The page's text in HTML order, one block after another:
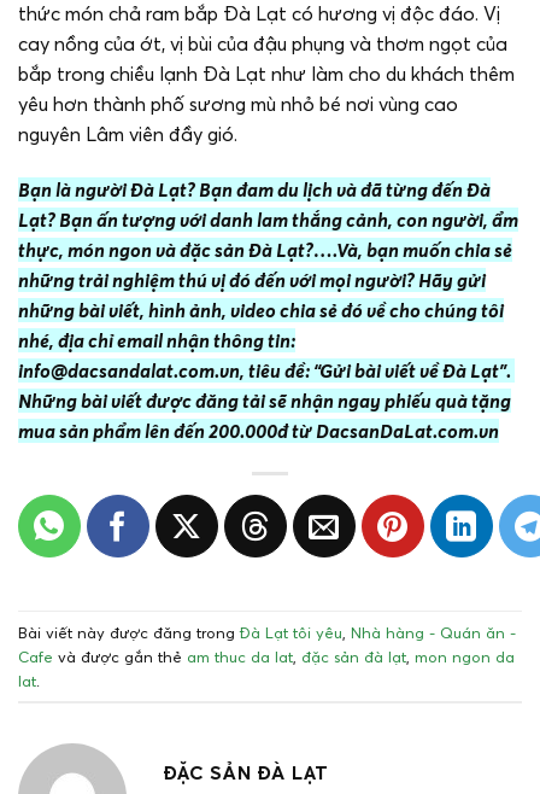
thức món chả ram bắp Đà Lạt có hương vị độc đáo. Vị
cay nồng của ớt, vị bùi của đậu phụng và thơm ngọt của
bắp trong chiều lạnh Đà Lạt như làm cho du khách thêm
yêu hơn thành phố sương mù nhỏ bé nơi vùng cao
nguyên Lâm viên đầy gió.
Bạn là người Đà Lạt? Bạn đam du lịch và đã từng đến Đà
Lạt? Bạn ấn tượng với danh lam thắng cảnh, con người, ẩm
thực, món ngon và đặc sản Đà Lạt?….Và, bạn muốn chia sẻ
những trải nghiệm thú vị đó đến với mọi người? Hãy gửi
những bài viết, hình ảnh, video chia sẻ đó về cho chúng tôi
nhé, địa chỉ email nhận thông tin:
info@dacsandalat.com.vn, tiêu đề: “Gửi bài viết về Đà Lạt”.
Những bài viết được đăng tải sẽ nhận ngay phiếu quà tặng
mua sản phẩm lên đến 200.000đ từ DacsanDaLat.com.vn
Bài viết này được đăng trongĐà Lạt tôi yêu Nhà hàng - Quán ăn -
Cafe và được gắn thẻ am thuc da lat đặc sản đà lạt mon ngon da
lat
ĐẶC SẢN ĐÀ LẠT